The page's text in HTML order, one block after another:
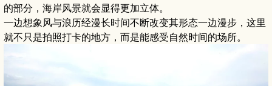
的部分，海岸风景就会显得更加立体。
一边想象风与浪历经漫长时间不断改变其形态一边漫步，这里
就不只是拍照打卡的地方，而是能感受自然时间的场所。